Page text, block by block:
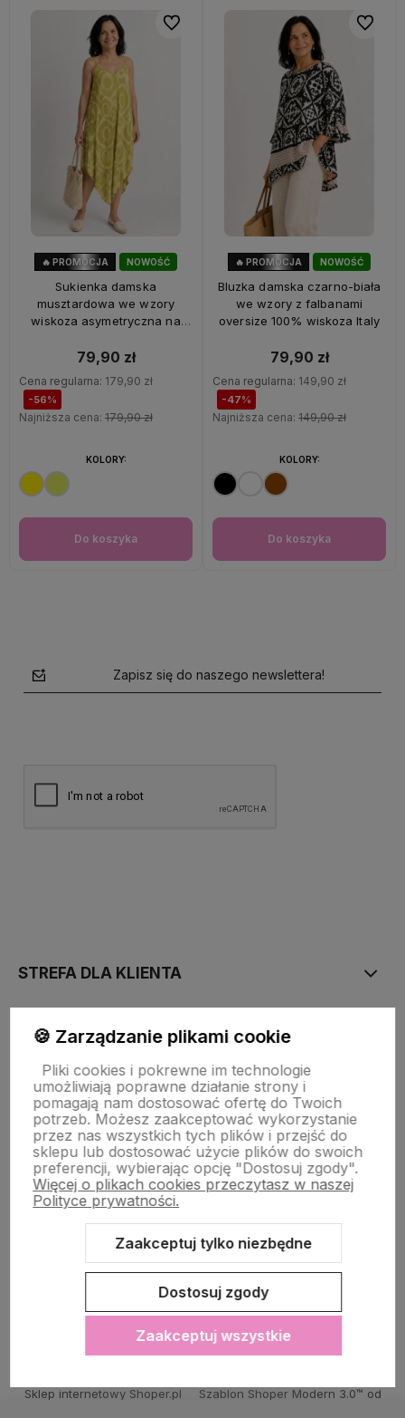
NOWOŚĆ
🔥 PROMOCJA
Sukienka damska
musztardowa we wzory
wiskoza asymetryczna na
79,90 zł
Cena regularna: 179,90 zł
-56%
Najniższa cena: 179,90 zł
Do koszyka
KOLORY:
Do ulubionych
NOWOŚĆ
🔥 PROMOCJA
Bluzka damska czarno-biała
we wzory z falbanami
oversize 100% wiskoza Italy
79,90 zł
Cena regularna: 149,90 zł
-47%
Najniższa cena: 149,90 zł
Do koszyka
KOLORY:
Do
Zapisz się do naszego newslettera!
STREFA DLA KLIENTA
PŁATNOŚĆ I DOSTAWA
STRONY INFORMACYJNE
POMOC DLA KLIENTA
Sklep internetowy Shoper.pl Szablon Shoper Modern 3.0™ od
🍪 Zarządzanie plikami cookie
Pliki cookies i pokrewne im technologie
umożliwiają poprawne działanie strony i
pomagają nam dostosować ofertę do Twoich
potrzeb. Możesz zaakceptować wykorzystanie
przez nas wszystkich tych plików i przejść do
sklepu lub dostosować użycie plików do swoich
preferencji, wybierając opcję "Dostosuj zgody".
Więcej o plikach cookies przeczytasz w naszej
Polityce prywatności.
Zaakceptuj tylko niezbędne
Dostosuj zgody
Zaakceptuj wszystkie